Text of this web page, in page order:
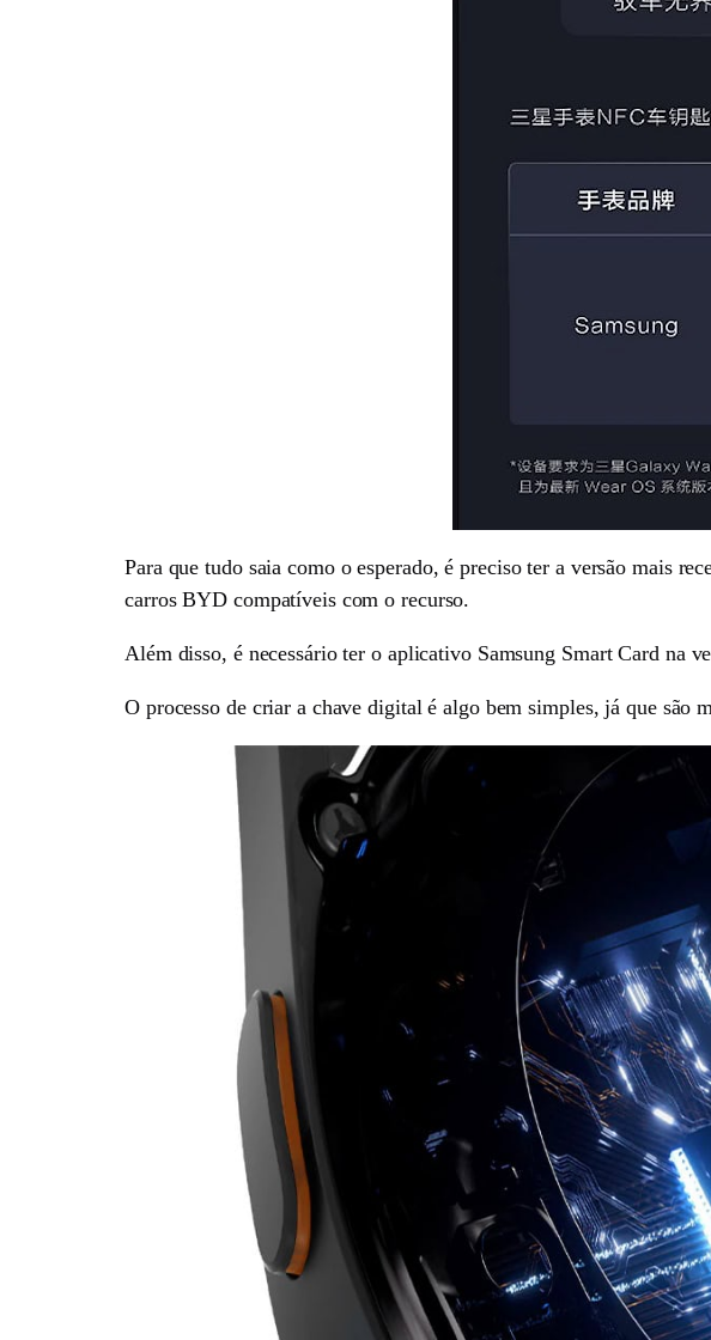
Para que tudo saia como o esperado, é preciso ter a versão mais
carros BYD compatíveis com o recurso.
Além disso, é necessário ter o aplicativo Samsung Smart Card na
O processo de criar a chave digital é algo bem simples, já que são